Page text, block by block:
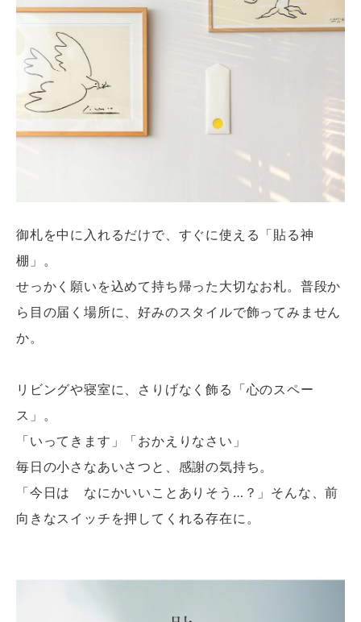
御札を中に入れるだけで、すぐに使える「貼る神
棚」。
せっかく願いを込めて持ち帰った大切なお札。普段か
ら目の届く場所に、好みのスタイルで飾ってみません
か。
リビングや寝室に、さりげなく飾る「心のスペー
ス」。
「いってきます」「おかえりなさい」
毎日の小さなあいさつと、感謝の気持ち。
「今日は なにかいいことありそう…？」そんな、前
向きなスイッチを押してくれる存在に。